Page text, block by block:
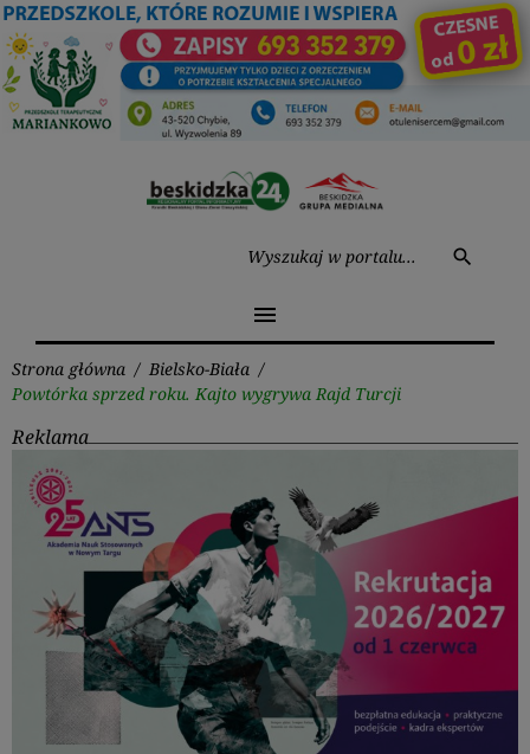
Przejdź
do
treści
search
menu
Strona główna / Bielsko-Biała /
Powtórka sprzed roku. Kajto wygrywa Rajd Turcji
Reklama